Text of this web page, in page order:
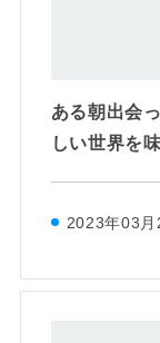
ある朝出会
しい世界を
2023年03月